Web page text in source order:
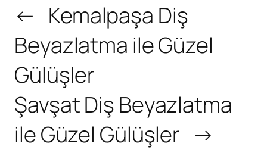
← Kemalpaşa Diş
Beyazlatma ile Güzel
Gülüşler
Şavşat Diş Beyazlatma
ile Güzel Gülüşler →